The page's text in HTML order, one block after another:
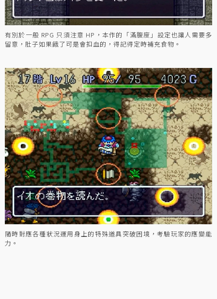
有別於一般 RPG 只須注意 HP，本作的「滿腹度」設定也讓人需要多
留意，肚子如果餓了可是會扣血的，得記得定時補充食物。
隨時對應各種狀況運用身上的特殊道具突破困境，考驗玩家的應變能
力。